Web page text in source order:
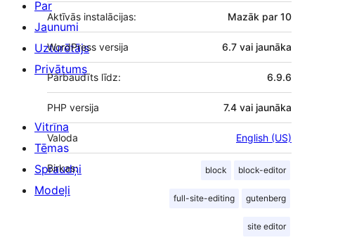
Aktīvās instalācijas: Mazāk par 10
WordPress versija 6.7 vai jaunāka
Pārbaudīts līdz: 6.9.6
PHP versija 7.4 vai jaunāka
Valoda English (US)
Birkas: block block-editor
full-site-editing gutenberg
site editor
Par
Jaunumi
Uzturētājs
Privātums
Vitrīna
Tēmas
Spraudņi
Modeļi